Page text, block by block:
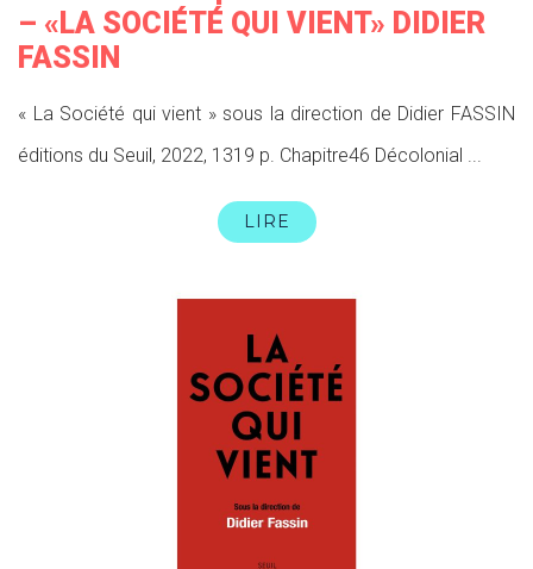
– «LA SOCIÉTÉ QUI VIENT» DIDIER
FASSIN
« La Société qui vient » sous la direction de Didier FASSIN
éditions du Seuil, 2022, 1319 p. Chapitre46 Décolonial ...
LIRE